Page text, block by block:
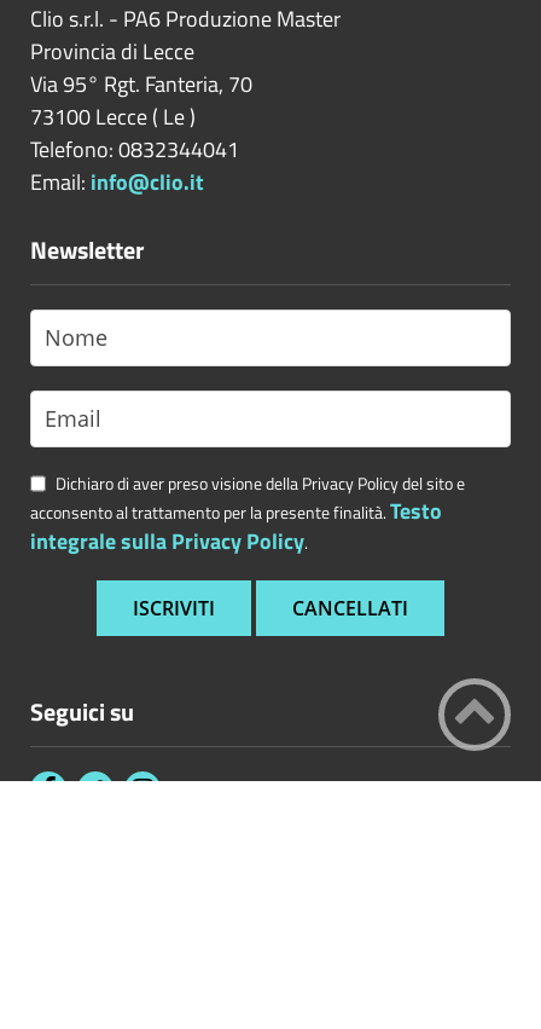
Clio s.r.l. - PA6 Produzione Master
Provincia di Lecce
Via 95° Rgt. Fanteria, 70
73100Lecce( Le)
Telefono: 0832344041
Email: info@clio.it
Newsletter
Dichiaro di aver preso visione della Privacy Policy del sito e
acconsento al trattamento per la presente finalità.Testo
integrale sulla Privacy Policy.
Seguici su